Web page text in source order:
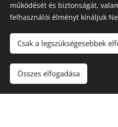
működését és biztonságát,
felhasználói élményt kínáljuk
Csak a legszükségesebbek
Összes elfogadása